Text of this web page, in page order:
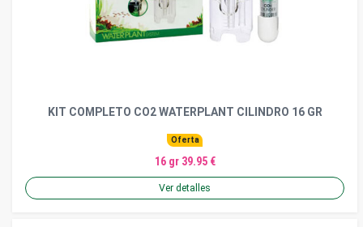
KIT COMPLETO CO2 WATERPLANT CILINDRO 16 GR
Oferta
16 gr 39.95 €
Ver detalles